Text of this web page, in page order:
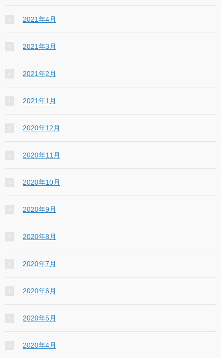
2021年4月
2021年3月
2021年2月
2021年1月
2020年12月
2020年11月
2020年10月
2020年9月
2020年8月
2020年7月
2020年6月
2020年5月
2020年4月